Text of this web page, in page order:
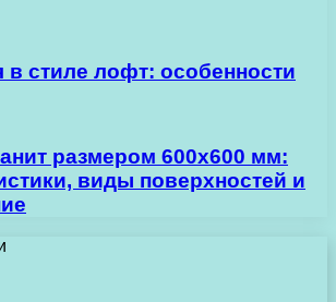
в стиле лофт: особенности
размером 600х600 мм:
виды поверхностей и